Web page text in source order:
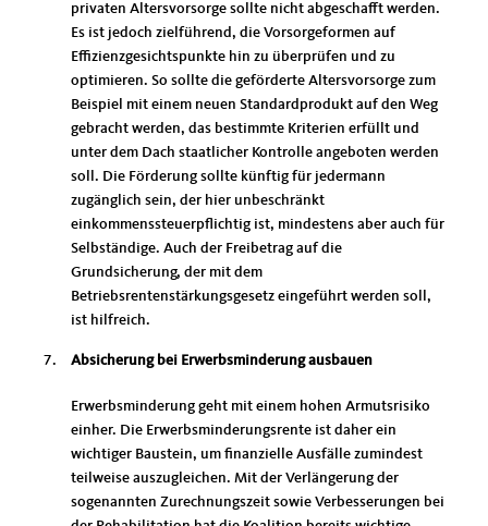
privaten Altersvorsorge sollte nicht abgeschafft werden.
Es ist jedoch zielführend, die Vorsorgeformen auf
Effizienzgesichtspunkte hin zu überprüfen und zu
optimieren. So sollte die geförderte Altersvorsorge zum
Beispiel mit einem neuen Standardprodukt auf den Weg
gebracht werden, das bestimmte Kriterien erfüllt und
unter dem Dach staatlicher Kontrolle angeboten werden
soll. Die Förderung sollte künftig für jedermann
zugänglich sein, der hier unbeschränkt
einkommenssteuerpflichtig ist, mindestens aber auch für
Selbständige. Auch der Freibetrag auf die
Grundsicherung, der mit dem
Betriebsrentenstärkungsgesetz eingeführt werden soll,
ist hilfreich.
Absicherung bei Erwerbsminderung ausbauen
Erwerbsminderung geht mit einem hohen Armutsrisiko
einher. Die Erwerbsminderungsrente ist daher ein
wichtiger Baustein, um finanzielle Ausfälle zumindest
teilweise auszugleichen. Mit der Verlängerung der
sogenannten Zurechnungszeit sowie Verbesserungen bei